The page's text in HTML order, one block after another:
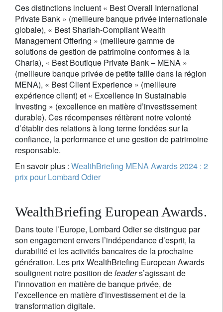
Ces distinctions incluent « Best Overall International
Private Bank » (meilleure banque privée internationale
globale), « Best Shariah-Compliant Wealth
Management Offering » (meilleure gamme de
solutions de gestion de patrimoine conformes à la
Charia), « Best Boutique Private Bank – MENA »
(meilleure banque privée de petite taille dans la région
MENA), « Best Client Experience » (meilleure
expérience client) et « Excellence in Sustainable
Investing » (excellence en matière d’investissement
durable). Ces récompenses réitèrent notre volonté
d’établir des relations à long terme fondées sur la
confiance, la performance et une gestion de patrimoine
responsable.
En savoir plus : WealthBriefing MENA Awards 2024 : 2
prix pour Lombard Odier
WealthBriefing European Awards.
Dans toute l’Europe, Lombard Odier se distingue par
son engagement envers l’indépendance d’esprit, la
durabilité et les activités bancaires de la prochaine
génération. Les prix WealthBriefing European Awards
soulignent notre position deleaders’agissant de
l’innovation en matière de banque privée, de
l’excellence en matière d’investissement et de la
transformation digitale.